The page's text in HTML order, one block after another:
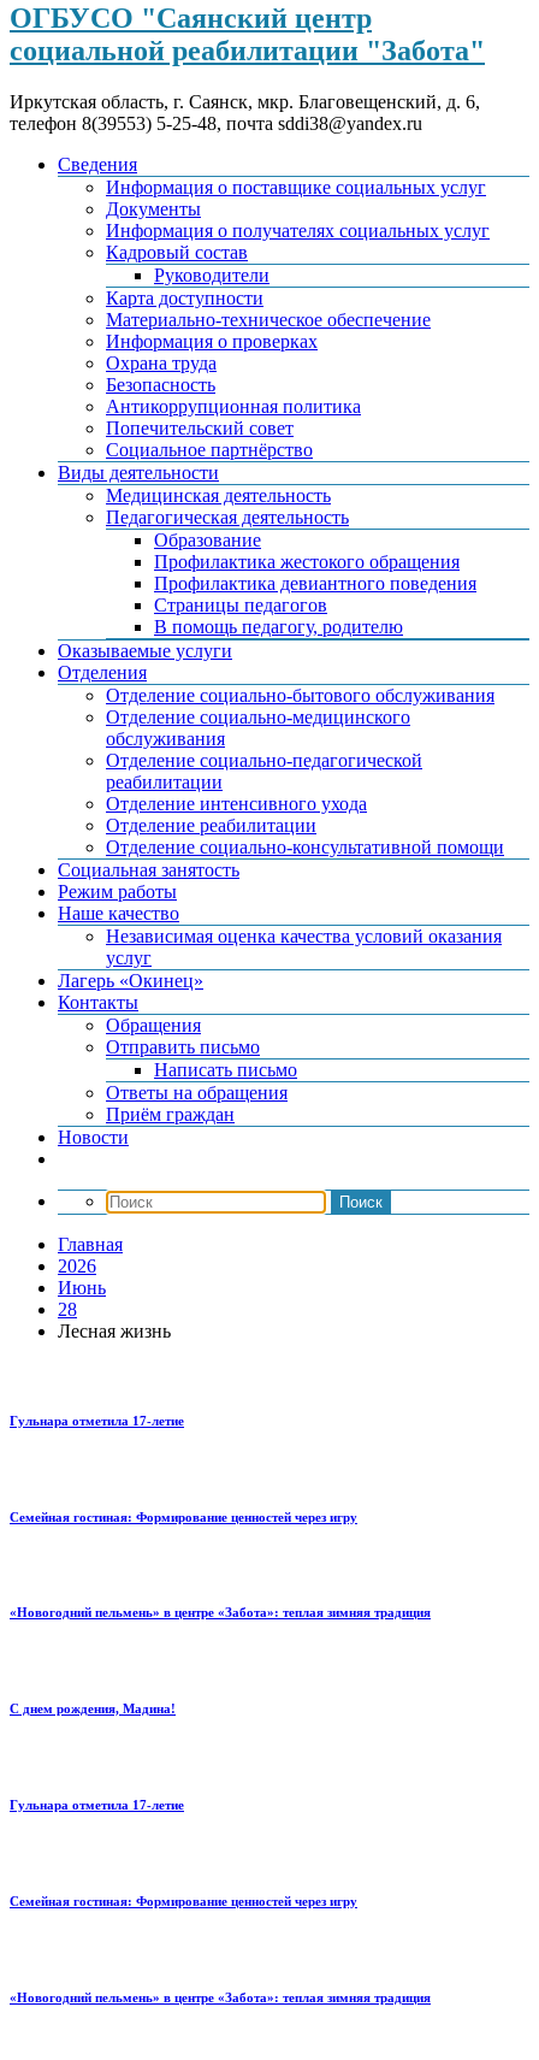
ОГБУСО "Саянский центр
социальной реабилитации "Забота"
Иркутская область, г. Саянск, мкр. Благовещенский, д. 6,
телефон 8(39553) 5-25-48, почта sddi38@yandex.ru
Сведения
Информация о поставщике социальных услуг
Документы
Информация о получателях социальных услуг
Кадровый состав
Руководители
Карта доступности
Материально-техническое обеспечение
Информация о проверках
Охрана труда
Безопасность
Антикоррупционная политика
Попечительский совет
Социальное партнёрство
Виды деятельности
Медицинская деятельность
Педагогическая деятельность
Образование
Профилактика жестокого обращения
Профилактика девиантного поведения
Страницы педагогов
В помощь педагогу, родителю
Оказываемые услуги
Отделения
Отделение социально-бытового обслуживания
Отделение социально-медицинского
обслуживания
Отделение социально-педагогической
реабилитации
Отделение интенсивного ухода
Отделение реабилитации
Отделение социально-консультативной помощи
Социальная занятость
Режим работы
Наше качество
Независимая оценка качества условий оказания
услуг
Лагерь «Окинец»
Контакты
Обращения
Отправить письмо
Написать письмо
Ответы на обращения
Приём граждан
Новости
Главная
2026
Июнь
28
Лесная жизнь
Гульнара отметила 17‑летие
Семейная гостиная: Формирование ценностей через игру
«Новогодний пельмень» в центре «Забота»: теплая зимняя традиция
С днем рождения, Мадина!
Гульнара отметила 17‑летие
Семейная гостиная: Формирование ценностей через игру
«Новогодний пельмень» в центре «Забота»: теплая зимняя традиция